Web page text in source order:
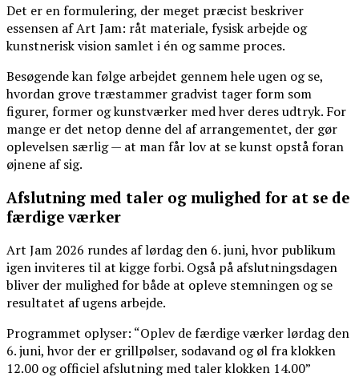
Det er en formulering, der meget præcist beskriver
essensen af Art Jam: råt materiale, fysisk arbejde og
kunstnerisk vision samlet i én og samme proces.
Besøgende kan følge arbejdet gennem hele ugen og se,
hvordan grove træstammer gradvist tager form som
figurer, former og kunstværker med hver deres udtryk. For
mange er det netop denne del af arrangementet, der gør
oplevelsen særlig — at man får lov at se kunst opstå foran
øjnene af sig.
Afslutning med taler og mulighed for at se de
færdige værker
Art Jam 2026 rundes af lørdag den 6. juni, hvor publikum
igen inviteres til at kigge forbi. Også på afslutningsdagen
bliver der mulighed for både at opleve stemningen og se
resultatet af ugens arbejde.
Programmet oplyser: “Oplev de færdige værker lørdag den
6. juni, hvor der er grillpølser, sodavand og øl fra klokken
12.00 og officiel afslutning med taler klokken 14.00”